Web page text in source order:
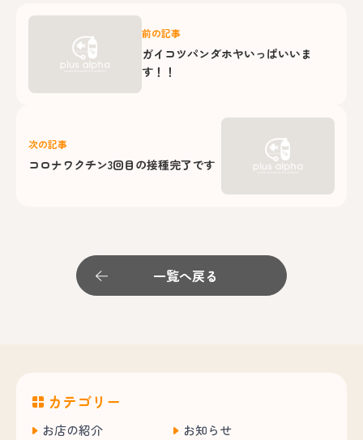
前の記事
ガイコツパンダホヤいっぱいいま
す！！
次の記事
コロナワクチン3回目の接種完了です
一覧へ戻る
カテゴリー
お店の紹介
お知らせ